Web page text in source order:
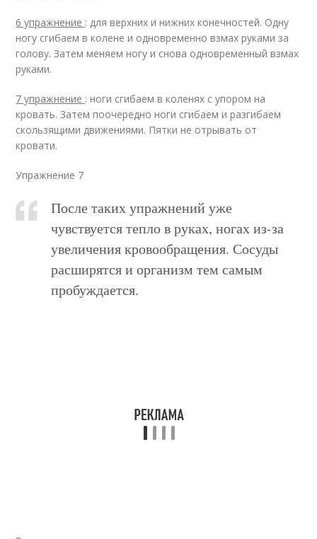
6 упражнение : для верхних и нижних конечностей. Одну
ногу сгибаем в колене и одновременно взмах руками за
голову. Затем меняем ногу и снова одновременный взмах
руками.
7 упражнение : ноги сгибаем в коленях с упором на
кровать. Затем поочередно ноги сгибаем и разгибаем
скользящими движениями. Пятки не отрывать от
кровати.
Упражнение 7
После таких упражнений уже
чувствуется тепло в руках, ногах из-за
увеличения кровообращения. Сосуды
расширятся и организм тем самым
пробуждается.